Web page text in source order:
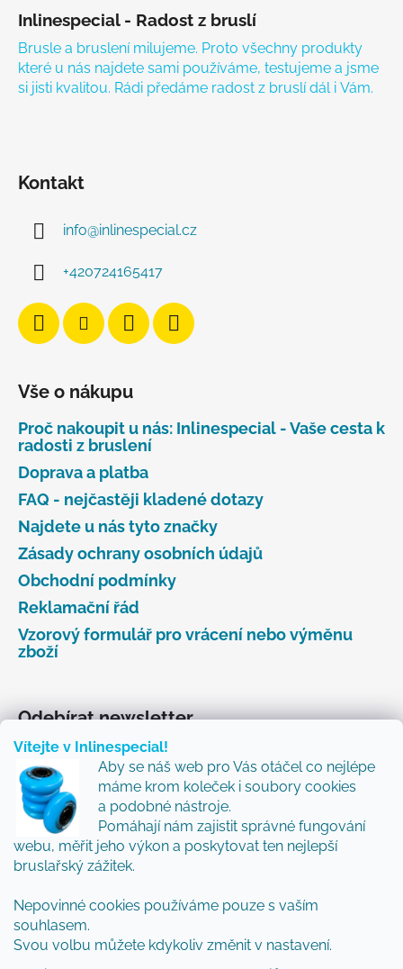
Vítejte v Inlinespecial!
Aby se náš web pro Vás otáčel co nejlépe
máme krom koleček i soubory cookies
a podobné nástroje.
Pomáhají nám zajistit správné fungování
webu, měřit jeho výkon a poskytovat ten nejlepší
bruslařský zážitek.
Nepovinné cookies používáme pouze s vaším
souhlasem.
Svou volbu můžete kdykoliv změnit v nastavení.
Inlinespecial - Radost z bruslí
Brusle a bruslení milujeme. Proto všechny produkty
které u nás najdete sami používáme, testujeme a jsme
si jisti kvalitou. Rádi předáme radost z bruslí dál i Vám.
Kontakt
info@inlinespecial.cz
+420724165417
Vše o nákupu
Proč nakoupit u nás: Inlinespecial - Vaše cesta k
radosti z bruslení
Doprava a platba
FAQ - nejčastěji kladené dotazy
Najdete u nás tyto značky
Zásady ochrany osobních údajů
Obchodní podmínky
Reklamační řád
Vzorový formulář pro vrácení nebo výměnu
zboží
Odebírat newsletter
Vložte svůj e-mail a my vám budeme zasílat informace
o nových produktech na našem e-shopu.
Přidejte se k nám a my Vám budeme zasílat ty nejlepší
novinky a tipy.
E-mail
Vložením e-mailu souhlasíte spodmínkami
ochrany osobních údajů